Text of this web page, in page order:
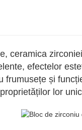
ceramica
efectelor
frumusețe și
lor